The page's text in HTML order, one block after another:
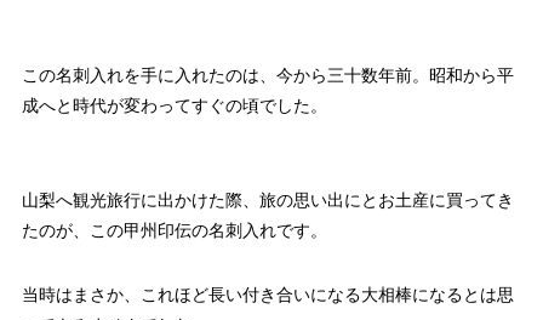
この名刺入れを手に入れたのは、今から三十数年前。昭和から平
成へと時代が変わってすぐの頃でした。
山梨へ観光旅行に出かけた際、旅の思い出にとお土産に買ってき
たのが、この甲州印伝の名刺入れです。
当時はまさか、これほど長い付き合いになる大相棒になるとは思